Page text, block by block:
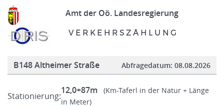
Amt der Oö. Landesregierung
V E R K E H R S Z Ä H L U N G
B148 Altheimer Straße Abfragedatum: 08.08.2026
Stationierung:
12,0+87m
(Km-Taferl in der Natur + Länge
in Meter)